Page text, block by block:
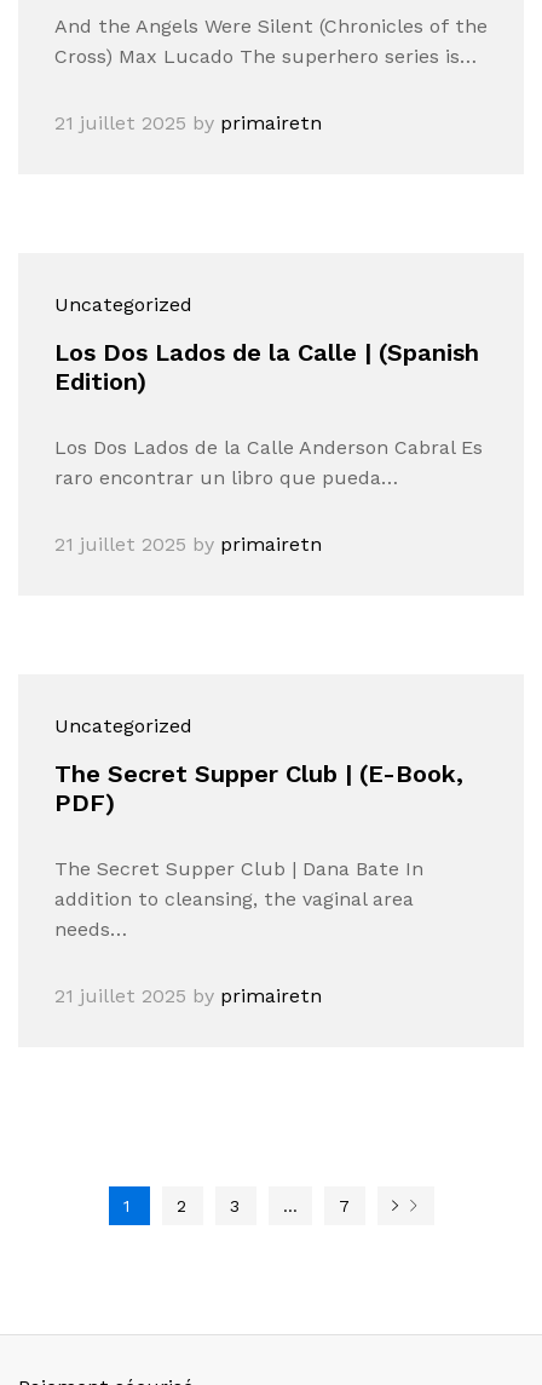
And the Angels Were Silent (Chronicles of the
Cross) Max Lucado The superhero series is…
21 juillet 2025 by primairetn
Uncategorized
Los Dos Lados de la Calle | (Spanish
Edition)
Los Dos Lados de la Calle Anderson Cabral Es
raro encontrar un libro que pueda…
21 juillet 2025 by primairetn
Uncategorized
The Secret Supper Club | (E-Book,
PDF)
The Secret Supper Club | Dana Bate In
addition to cleansing, the vaginal area
needs…
21 juillet 2025 by primairetn
1 2 3 … 7